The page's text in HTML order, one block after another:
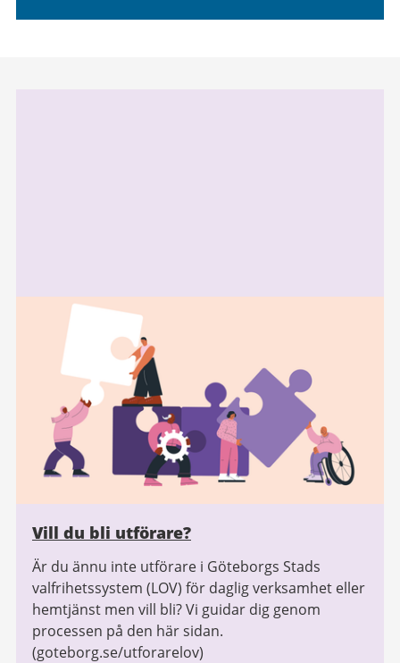
Vill du bli utförare?
Är du ännu inte utförare i Göteborgs Stads
valfrihetssystem (LOV) för daglig verksamhet eller
hemtjänst men vill bli? Vi guidar dig genom
processen på den här sidan.
(goteborg.se/utforarelov)